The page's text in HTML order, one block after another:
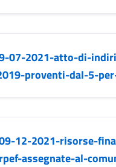
07-2021-atto-di-
proventi-dal-5-
12-2021-risorse-
assegnate-al-